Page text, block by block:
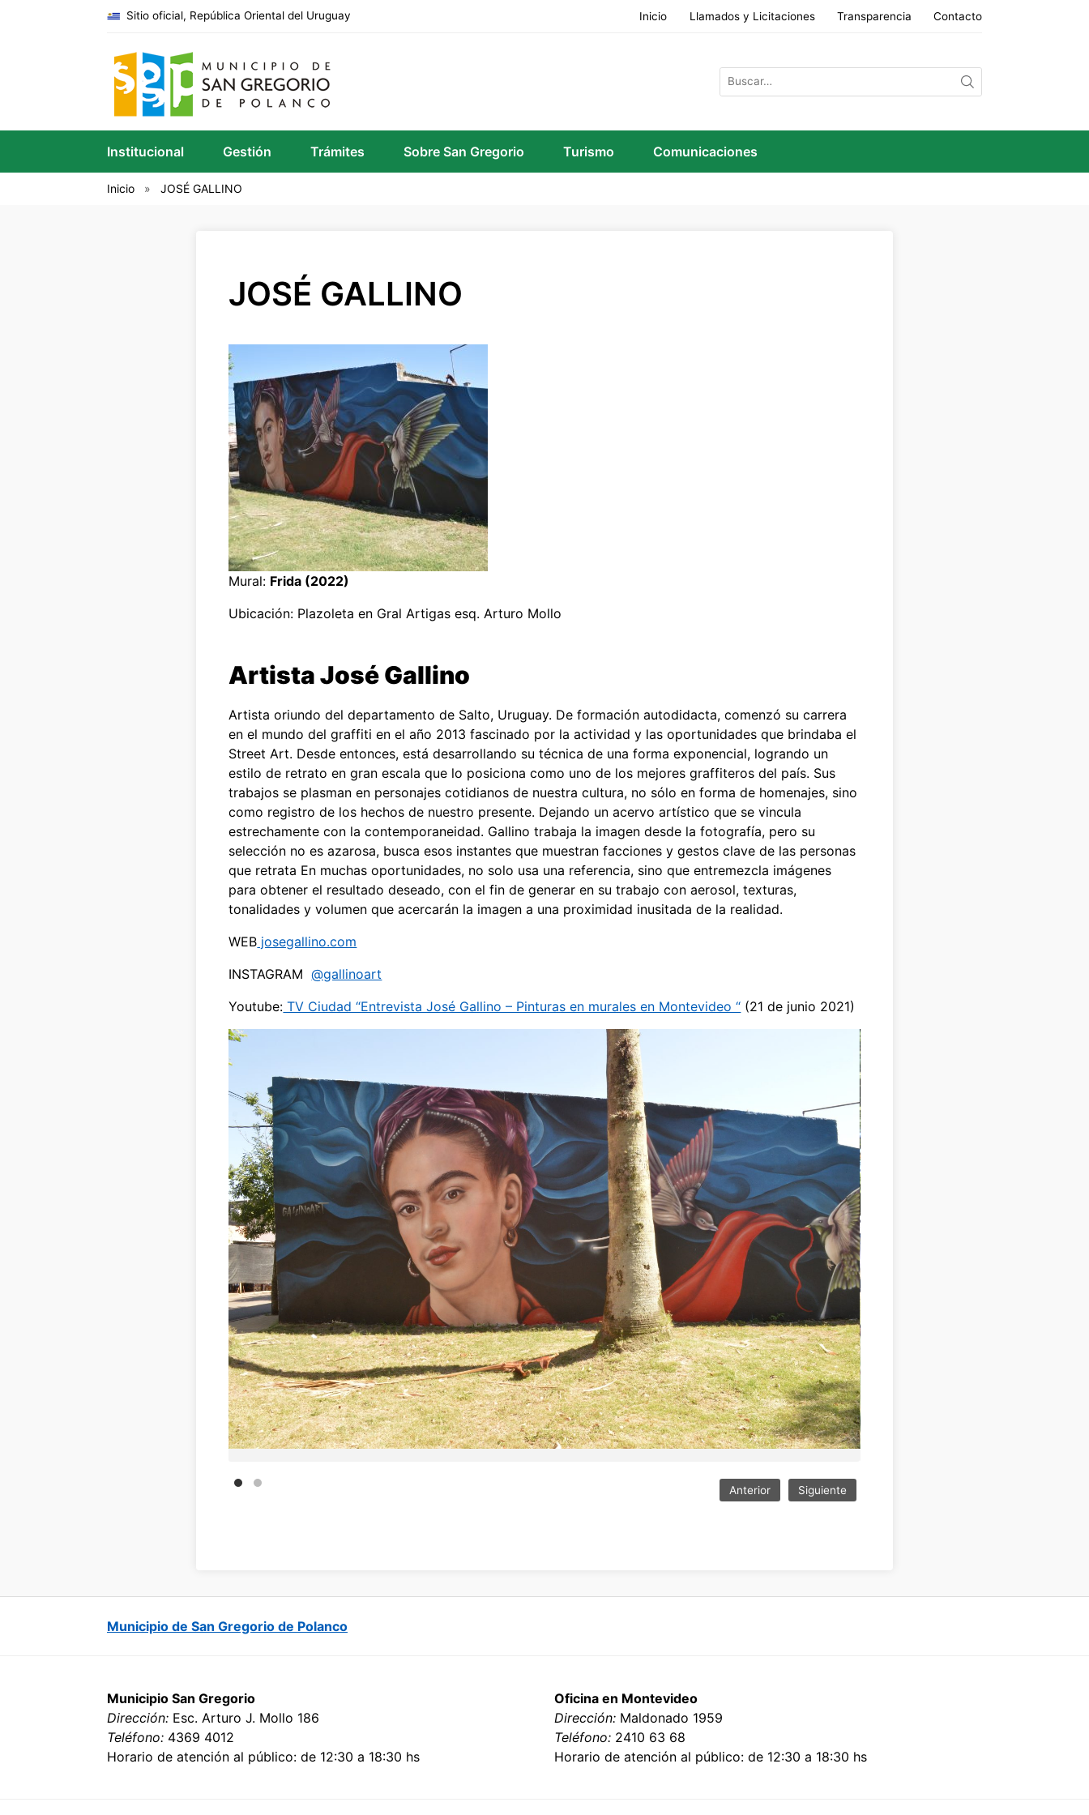
Sitio oficial, República Oriental del Uruguay Inicio Llamados y Licitaciones Transparencia Contacto
Institucional Gestión Trámites Sobre San Gregorio Turismo Comunicaciones
Inicio JOSÉ GALLINO
JOSÉ GALLINO
Mural: Frida (2022)
Ubicación: Plazoleta en Gral Artigas esq. Arturo Mollo
Artista José Gallino
Artista oriundo del departamento de Salto, Uruguay. De formación autodidacta, comenzó su carrera
en el mundo del graffiti en el año 2013 fascinado por la actividad y las oportunidades que brindaba el
Street Art. Desde entonces, está desarrollando su técnica de una forma exponencial, logrando un
estilo de retrato en gran escala que lo posiciona como uno de los mejores graffiteros del país. Sus
trabajos se plasman en personajes cotidianos de nuestra cultura, no sólo en forma de homenajes, sino
como registro de los hechos de nuestro presente. Dejando un acervo artístico que se vincula
estrechamente con la contemporaneidad. Gallino trabaja la imagen desde la fotografía, pero su
selección no es azarosa, busca esos instantes que muestran facciones y gestos clave de las personas
que retrata En muchas oportunidades, no solo usa una referencia, sino que entremezcla imágenes
para obtener el resultado deseado, con el fin de generar en su trabajo con aerosol, texturas,
tonalidades y volumen que acercarán la imagen a una proximidad inusitada de la realidad.
WEB josegallino.com
INSTAGRAM@gallinoart
Youtube: TV Ciudad “Entrevista José Gallino – Pinturas en murales en Montevideo “ (21 de junio 2021)
Anterior Siguiente
Municipio de San Gregorio de Polanco
Municipio San Gregorio
Dirección: Esc. Arturo J. Mollo 186
Teléfono: 4369 4012
Horario de atención al público: de 12:30 a 18:30 hs
Oficina en Montevideo
Dirección: Maldonado 1959
Teléfono: 2410 63 68
Horario de atención al público: de 12:30 a 18:30 hs